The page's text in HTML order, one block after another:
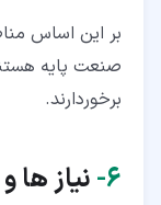
بر این اساس
صنعت پایه
برخوردارند.
۶‏- نیاز ها